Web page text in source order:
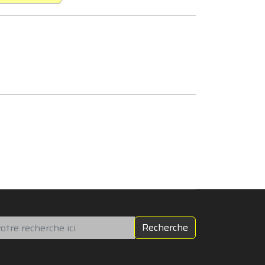
Recherche